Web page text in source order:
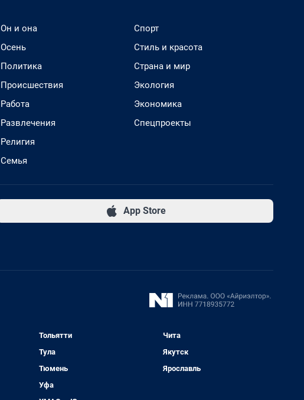
Он и она
Осень
Политика
Происшествия
Работа
Развлечения
Религия
Семья
Спорт
Стиль и красота
Страна и мир
Экология
Экономика
Спецпроекты
App Store
Тольятти
Тула
Тюмень
Уфа
Чита
Якутск
Ярославль